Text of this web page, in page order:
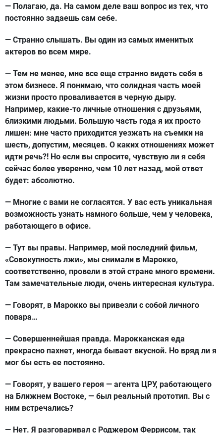
— Полагаю, да. На самом деле ваш вопрос из тех, что
постоянно задаешь сам себе.
— Странно слышать. Вы один из самых именитых
актеров во всем мире.
— Тем не менее, мне все еще странно видеть себя в
этом бизнесе. Я понимаю, что солидная часть моей
жизни просто проваливается в черную дыру.
Например, какие-то личные отношения с друзьями,
близкими людьми. Большую часть года я их просто
лишен: мне часто приходится уезжать на съемки на
шесть, допустим, месяцев. О каких отношениях может
идти речь?! Но если вы спросите, чувствую ли я себя
сейчас более уверенно, чем 10 лет назад, мой ответ
будет: абсолютно.
— Многие с вами не согласятся. У вас есть уникальная
возможность узнать намного больше, чем у человека,
работающего в офисе.
— Тут вы правы. Например, мой последний фильм,
«Совокупность лжи», мы снимали в Марокко,
соответственно, провели в этой стране много времени.
Там замечательные люди, очень интересная культура.
— Говорят, в Марокко вы привезли с собой личного
повара…
— Совершеннейшая правда. Марокканская еда
прекрасно пахнет, иногда бывает вкусной. Но вряд ли я
мог бы есть ее постоянно.
— Говорят, у вашего героя — агента ЦРУ, работающего
на Ближнем Востоке, — был реальный прототип. Вы с
ним встречались?
— Нет. Я разговаривал с Роджером Феррисом, так